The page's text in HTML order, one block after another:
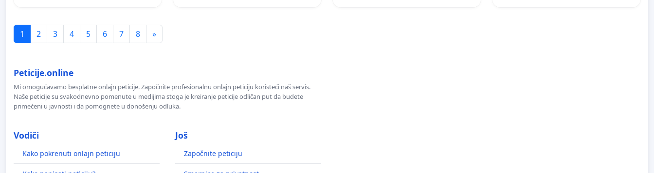
1 2 3 4 5 6 7 8 »
Peticije.online
Mi omogućavamo besplatne onlajn peticije. Započnite profesionalnu onlajn peticiju koristeći naš servis.
Naše peticije su svakodnevno pomenute u medijima stoga je kreiranje peticije odličan put da budete
primećeni u javnosti i da pomognete u donošenju odluka.
Vodiči
Kako pokrenuti onlajn peticiju
Još
Započnite peticiju